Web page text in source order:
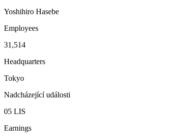
Yoshihiro Hasebe
Employees
31,514
Headquarters
Tokyo
Nadcházející události
05 LIS
Earnings